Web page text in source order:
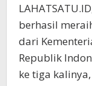
berhasil
dari
Republik
ke tiga